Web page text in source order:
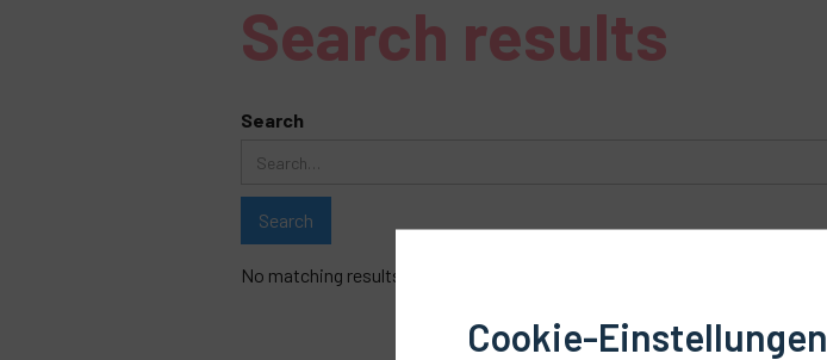
Search results
Search
No matching results.
Cookie-Einstellungen